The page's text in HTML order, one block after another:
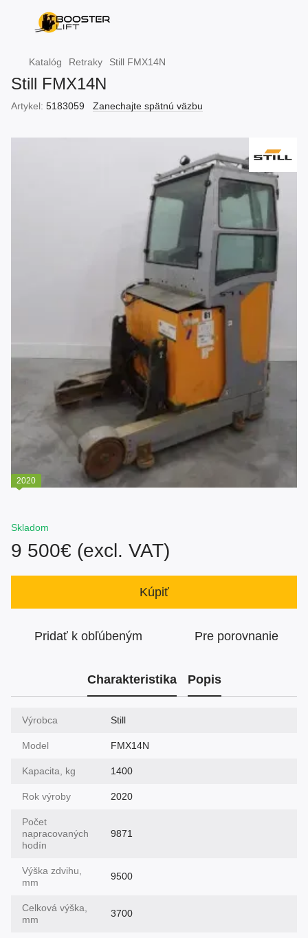
Katalóg Retraky Still FMX14N
Still FMX14N
Artykel: 5183059 Zanechajte spätnú väzbu
2020
Skladom
9 500€ (excl. VAT)
Kúpiť
Pridať k obľúbeným Pre porovnanie
Charakteristika Popis
Výrobca Still
Model FMX14N
Kapacita, kg 1400
Rok výroby 2020
Počet
napracovaných
hodín
9871
Výška zdvihu,
mm
9500
Celková výška,
mm
3700